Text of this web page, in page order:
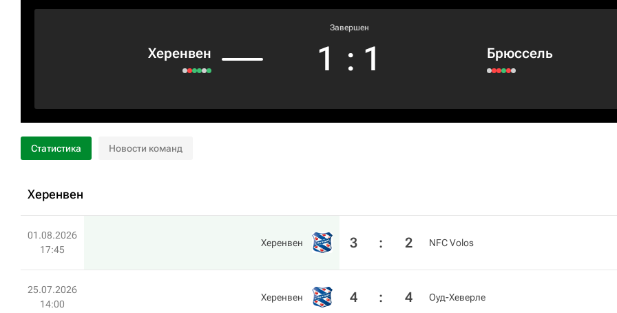
Херенвен
Завершен
1 : 1 Брюссель
Статистика Новости команд
Херенвен
01.08.2026
17:45
Херенвен 3 : 2 NFC Volos
25.07.2026
14:00
Херенвен 4 : 4 Оуд-Хеверле